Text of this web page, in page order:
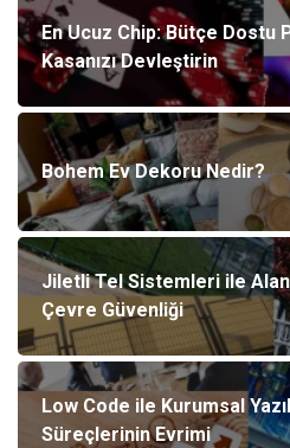
En Ucuz Chip: Bütçe Dostu
Kasanızı Devleştirin
Bohem Ev Dekoru Nedir?
Jiletli Tel Sistemleri ile
Çevre Güvenliği
Low Code ile Kurumsal
Süreçlerinin Evrimi